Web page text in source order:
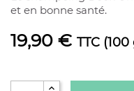
et en bonne santé.
19,90 € TTC (100